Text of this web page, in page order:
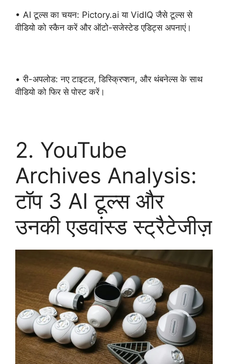
• AI टूल्स का चयन: Pictory.ai या VidIQ जैसे टूल्स से
वीडियो को स्कैन करें और ऑटो-सजेस्टेड एडिट्स अपनाएं।
• री-अपलोड: नए टाइटल, डिस्क्रिप्शन, और थंबनेल्स के साथ
वीडियो को फिर से पोस्ट करें।
2. YouTube
Archives Analysis:
टॉप 3 AI टूल्स और
उनकी एडवांस्ड स्ट्रैटेजीज़